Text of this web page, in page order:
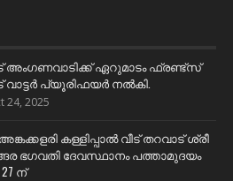
അംഗണവാടിക്ക് ഏറുമാടം ഫ്രണ്ട്സ്
വാട്ടർ പ്യൂരിഫയർ നൽകി.
24, 2025
കള്ളിപ്പാൽ വീട് തറവാട് ശ്രീ
ഭഗവതി ദേവസ്ഥാനം പത്താമുദയം
ന്